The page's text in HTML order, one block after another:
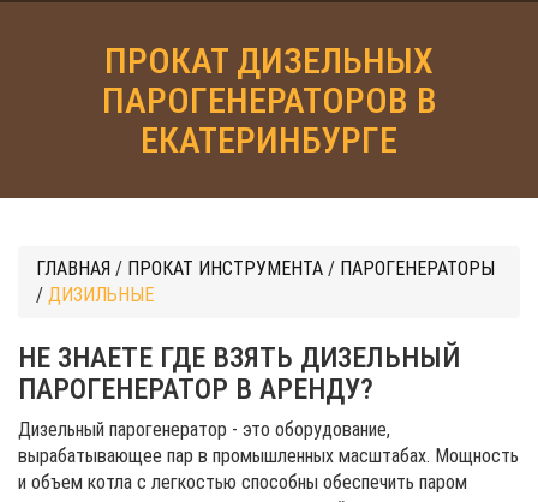
ПРОКАТ ДИЗЕЛЬНЫХ
ПАРОГЕНЕРАТОРОВ В
ЕКАТЕРИНБУРГЕ
ГЛАВНАЯ / ПРОКАТ ИНСТРУМЕНТА / ПАРОГЕНЕРАТОРЫ
/ ДИЗИЛЬНЫЕ
НЕ ЗНАЕТЕ ГДЕ ВЗЯТЬ ДИЗЕЛЬНЫЙ
ПАРОГЕНЕРАТОР В АРЕНДУ?
Дизельный парогенератор - это оборудование,
вырабатывающее пар в промышленных масштабах. Мощность
и объем котла с легкостью способны обеспечить паром